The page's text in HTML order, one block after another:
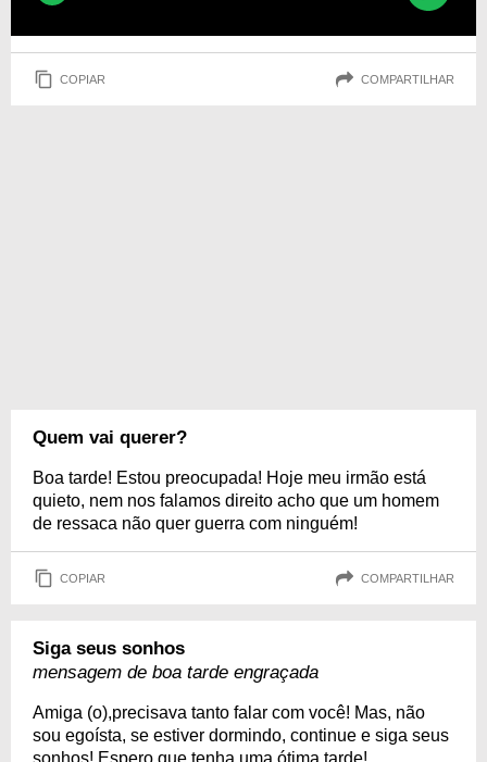
COPIAR COMPARTILHAR
Quem vai querer?
Boa tarde! Estou preocupada! Hoje meu irmão está
quieto, nem nos falamos direito acho que um homem
de ressaca não quer guerra com ninguém!
COPIAR COMPARTILHAR
Siga seus sonhos
mensagem de boa tarde engraçada
Amiga (o),precisava tanto falar com você! Mas, não
sou egoísta, se estiver dormindo, continue e siga seus
sonhos! Espero que tenha uma ótima tarde!